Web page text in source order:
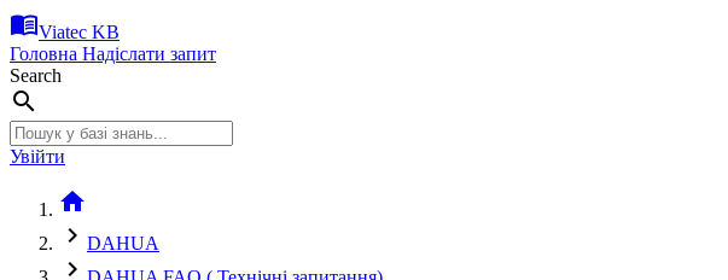
menu_bookViatec KB
Головна Надіслати запит
Search
search
Увійти
home
chevron_right DAHUA
chevron_right